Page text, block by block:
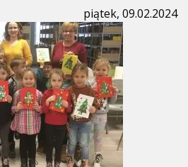
piątek, 09.02.2024